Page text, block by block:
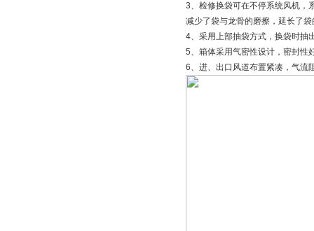
3、检修换袋可在不停系统风机，
减少了袋与龙骨的磨擦，延长了
4、采用上部抽袋方式，换袋时抽
5、箱体采用气密性设计，密封性
6、进、出口风道布置紧凑，气流